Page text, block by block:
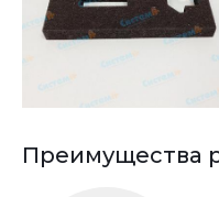
Преимущества